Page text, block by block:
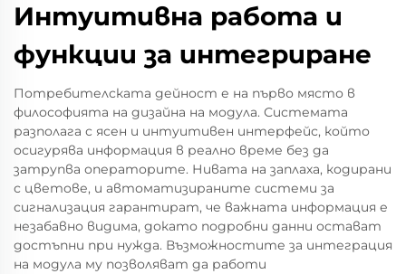
Интуитивна работа и
функции за интегриране
Потребителската дейност е на първо място в
философията на дизайна на модула. Системата
разполага с ясен и интуитивен интерфейс, който
осигурява информация в реално време без да
затрупва операторите. Нивата на заплаха, кодирани
с цветове, и автоматизираните системи за
сигнализация гарантират, че важната информация е
незабавно видима, докато подробни данни остават
достъпни при нужда. Възможностите за интеграция
на модула му позволяват да работи